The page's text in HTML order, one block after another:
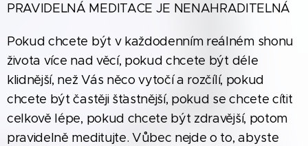
PRAVIDELNÁ MEDITACE JE NENAHRADITELNÁ
Pokud chcete být v každodenním reálném shonu
života více nad věcí, pokud chcete být déle
klidnější, než Vás něco vytočí a rozčílí, pokud
chcete být častěji šťastnější, pokud se chcete cítit
celkově lépe, pokud chcete být zdravější, potom
pravidelně meditujte. Vůbec nejde o to, abyste